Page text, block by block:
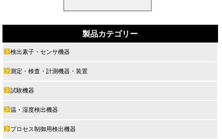
製品カテゴリー
検出素子・センサ機器
測定・検査・計測機器・装置
試験機器
温・湿度検出機器
プロセス制御用検出機器